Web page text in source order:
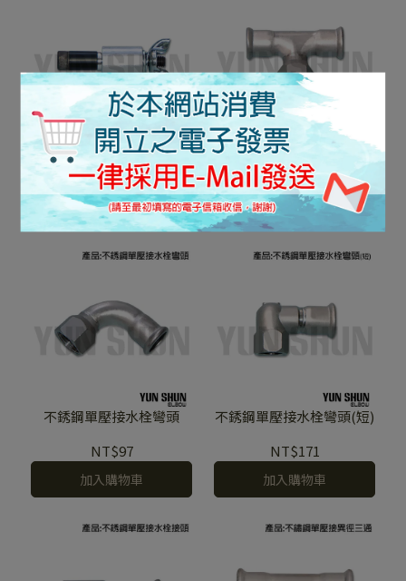
不銹鋼單壓接水壓試驗塞
頭
NT$74
加入購物車
不銹鋼單壓接水栓三通
NT$144
加入購物車
不銹鋼單壓接水栓彎頭
NT$97
加入購物車
不銹鋼單壓接水栓彎頭(短)
NT$171
加入購物車